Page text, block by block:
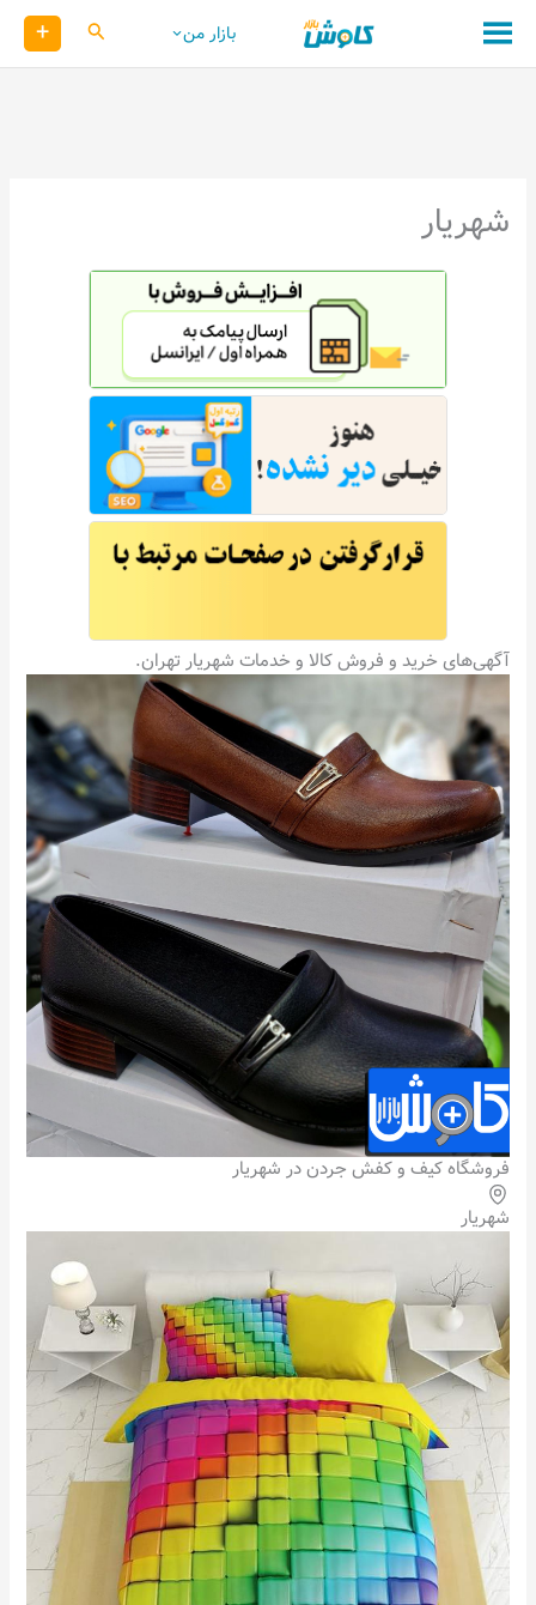
محتوا
بازار من کاوش +
شهریار
آگهی‌های خرید و فروش کالا و خدمات شهریار تهران.
فروشگاه کیف و کفش جردن در شهریار
شهریار